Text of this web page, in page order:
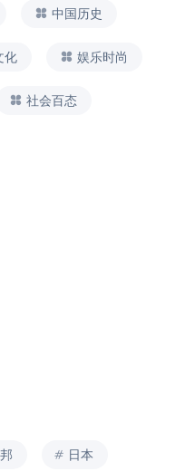
中国历史
化 娱乐时尚
社会百态
日本